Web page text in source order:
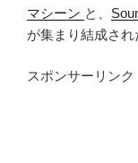
マシーン と、
が集まり結成され
スポンサーリンク